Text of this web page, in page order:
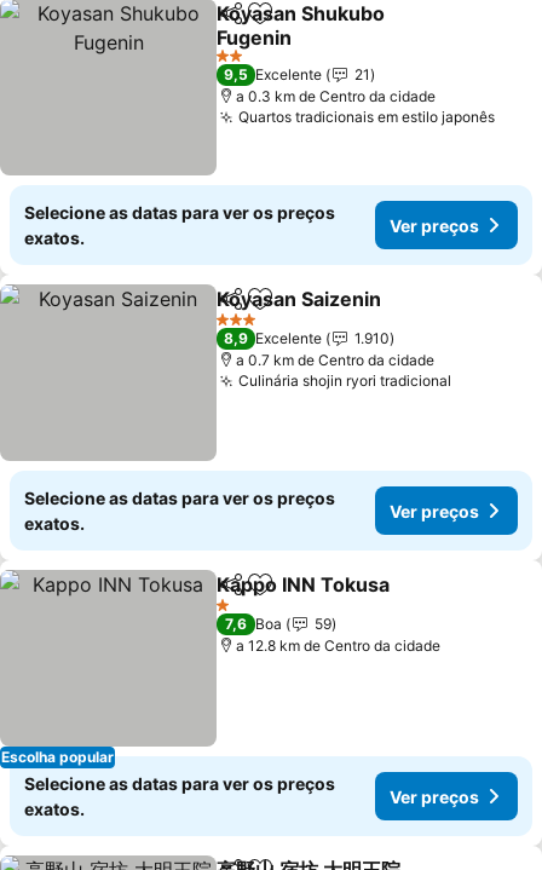
PartilharAdicionar aos favoritos
Koyasan Shukubo
Fugenin
Ver preços
2 Estrelas
9,5 Excelente
21
a 0.3 km de Centro da cidade
Quartos tradicionais em estilo japonêsVer
Selecione as datas para ver os preços
exatos.
Ver preços
PartilharAdicionar aos favoritos
Koyasan Saizenin
3 Estrelas
8,9 Excelente
1.910
a 0.7 km de Centro da cidade
Culinária shojin ryori tradicional
Selecione as datas para ver os preços
exatos.
Ver preços
Escolha popular
PartilharAdicionar aos favoritos
Kappo INN Tokusa
1 Estrelas
7,6 Boa
59
a 12.8 km de Centro da cidade
Selecione as datas para ver os preços
exatos.
Ver preços